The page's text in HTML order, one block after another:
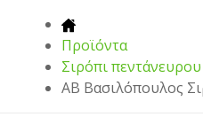
Προϊόντα
Σιρόπι πεντάνευρου
ΑΒ Βασιλόπουλος